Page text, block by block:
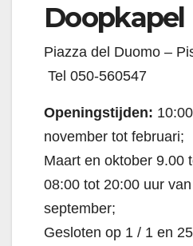
Doopkapel
Piazza del Duomo –
Tel 050-560547
Openingstijden:
november tot februari;
Maart en oktober 9.00
08:00 tot 20:00 uur
september;
Gesloten op 1 / 1 en